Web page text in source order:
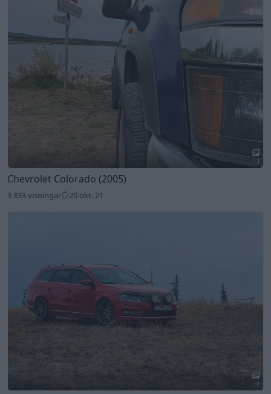
13
Chevrolet Colorado (2005)
3 833 visningar 20 okt. 21
17